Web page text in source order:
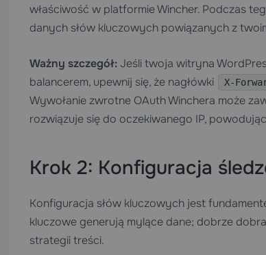
właściwość w platformie Wincher. Podczas
danych słów kluczowych powiązanych z
Ważny szczegół:Jeśli twoja witryna
balancerem, upewnij się, że nagłówki
X-
Wywołanie zwrotne OAuth Winchera może
rozwiązuje się do oczekiwanego IP,
Krok 2: Konfiguracja
Konfiguracja słów kluczowych jest
kluczowe generują mylące dane; dobrze
strategii treści.